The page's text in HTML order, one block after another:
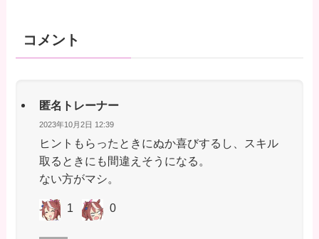
コメント
匿名トレーナー
2023年10月2日 12:39
ヒントもらったときにぬか喜びするし、スキル
取るときにも間違えそうになる。
ない方がマシ。
1 0